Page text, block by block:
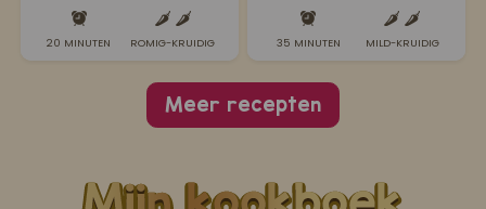
romige masala saus)
20 MINUTEN ROMIG-KRUIDIG
tomatensaus
35 MINUTEN MILD-KRUIDIG
Meer recepten